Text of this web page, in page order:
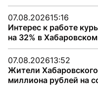
07.08.202615:16
Интерес к работе
на 32% в
07.08.202613:52
Жители
миллиона рублей на